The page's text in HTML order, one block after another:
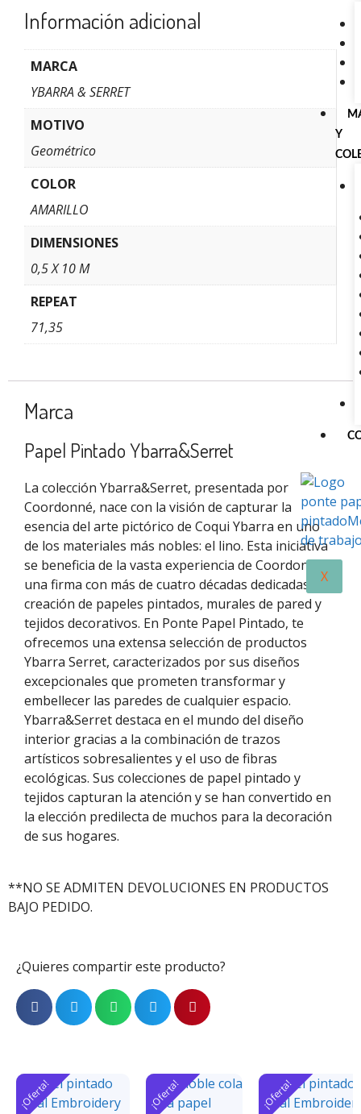
Y
X
Información adicional
MARCA
YBARRA & SERRET
MOTIVO
Geométrico
COLOR
AMARILLO
DIMENSIONES
0,5 X 10 M
REPEAT
71,35
Marca
Papel Pintado Ybarra&Serret
La colección Ybarra&Serret, presentada por
Coordonné, nace con la visión de capturar la
esencia del arte pictórico de Coqui Ybarra en uno
de los materiales más nobles: el lino. Esta iniciativa
se beneficia de la vasta experiencia de Coordonné,
una firma con más de cuatro décadas dedicadas a la
creación de papeles pintados, murales de pared y
tejidos decorativos. En Ponte Papel Pintado, te
ofrecemos una extensa selección de productos
Ybarra Serret, caracterizados por sus diseños
excepcionales que prometen transformar y
embellecer las paredes de cualquier espacio.
Ybarra&Serret destaca en el mundo del diseño
interior gracias a la combinación de trazos
artísticos sobresalientes y el uso de fibras
ecológicas. Sus colecciones de papel pintado y
tejidos capturan la atención y se han convertido en
la elección predilecta de muchos para la decoración
de sus hogares.
**NO SE ADMITEN DEVOLUCIONES EN PRODUCTOS
BAJO PEDIDO.
¿Quieres compartir este producto?
¡Oferta! ¡Oferta! ¡Oferta!